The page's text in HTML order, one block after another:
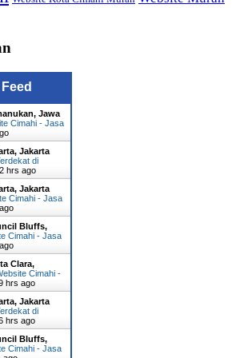
Jawa
Cimahi - Jasa
Jakarta
di
hrs ago
Jakarta
Cimahi - Jasa
Bluffs,
Cimahi - Jasa
Clara,
Cimahi -
hrs ago
Jakarta
di
hrs ago
Bluffs,
Cimahi - Jasa